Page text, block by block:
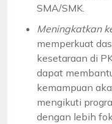
SMA/SMK.
Meningkatkan
memperkuat
kesetaraan di
dapat
kemampuan
mengikuti
dengan lebih